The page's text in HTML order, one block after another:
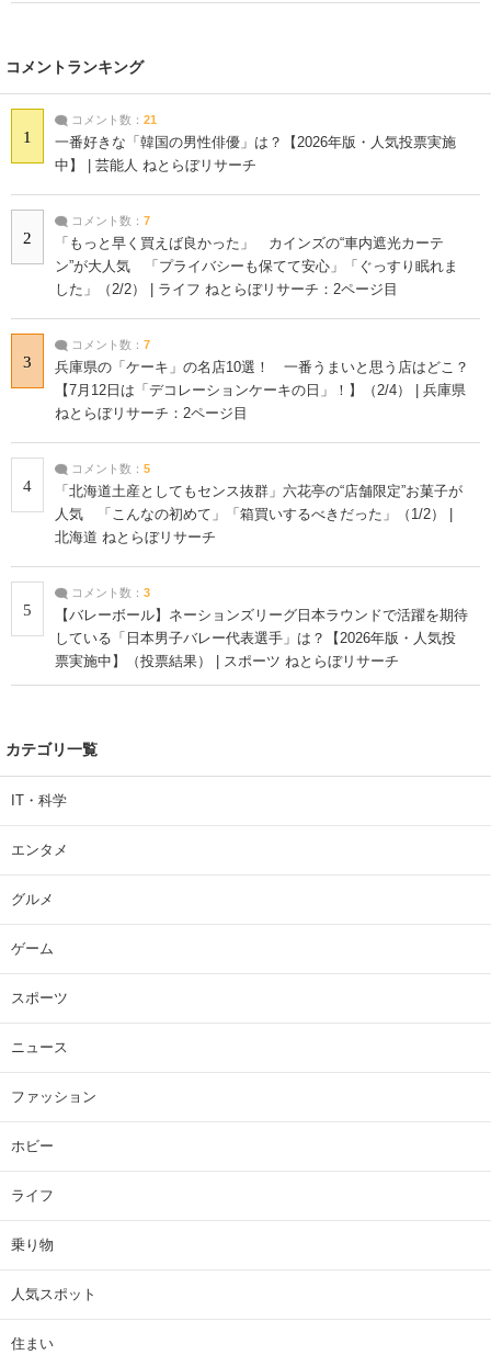
コメントランキング
1
コメント数： 21
一番好きな「韓国の男性俳優」は？【2026年版・人気投票実施
中】 | 芸能人 ねとらぼリサーチ
2
コメント数： 7
「もっと早く買えば良かった」 カインズの“車内遮光カーテ
ン”が大人気 「プライバシーも保てて安心」「ぐっすり眠れま
した」（2/2） | ライフ ねとらぼリサーチ：2ページ目
3
コメント数： 7
兵庫県の「ケーキ」の名店10選！ 一番うまいと思う店はどこ？
【7月12日は「デコレーションケーキの日」！】（2/4） | 兵庫県
ねとらぼリサーチ：2ページ目
4
コメント数： 5
「北海道土産としてもセンス抜群」六花亭の“店舗限定”お菓子が
人気 「こんなの初めて」「箱買いするべきだった」（1/2） |
北海道 ねとらぼリサーチ
5
コメント数： 3
【バレーボール】ネーションズリーグ日本ラウンドで活躍を期待
している「日本男子バレー代表選手」は？【2026年版・人気投
票実施中】（投票結果） | スポーツ ねとらぼリサーチ
カテゴリ一覧
IT・科学
エンタメ
グルメ
ゲーム
スポーツ
ニュース
ファッション
ホビー
ライフ
乗り物
人気スポット
住まい